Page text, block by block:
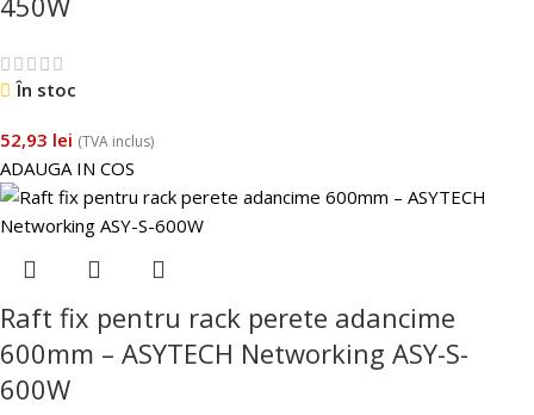
În stoc
52,93 lei (TVA inclus)
ADAUGA IN COS
Raft fix pentru rack perete adancime
600mm – ASYTECH Networking ASY-S-
600W